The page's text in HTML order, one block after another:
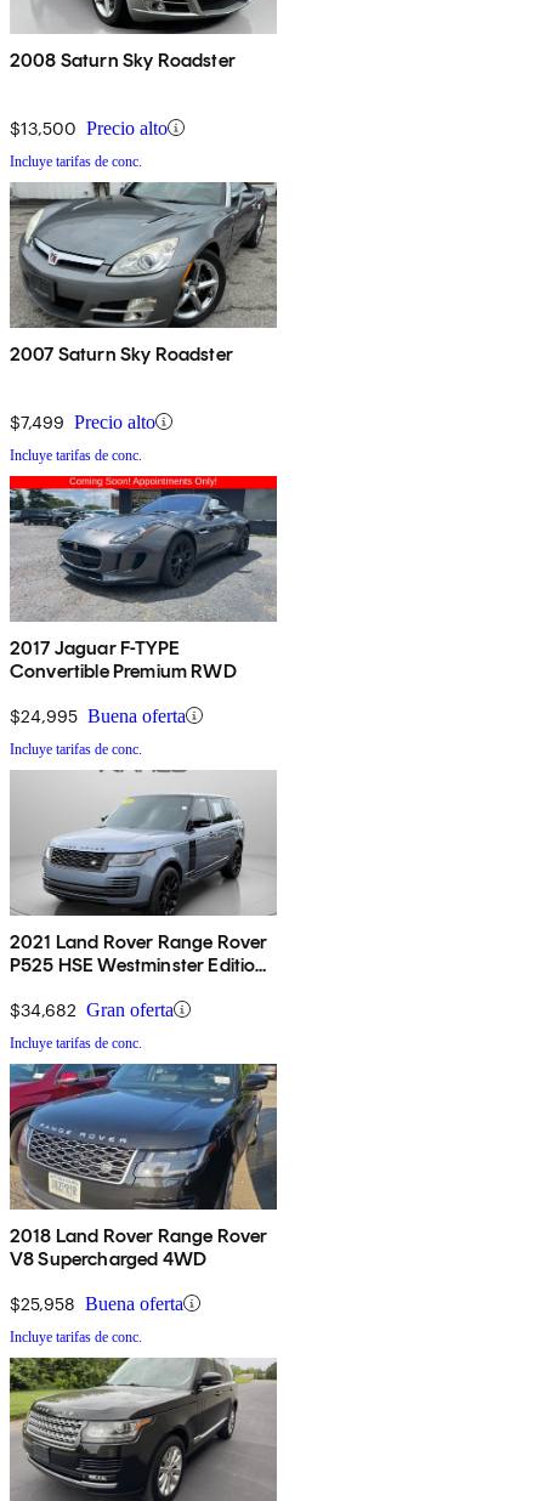
2008 Saturn Sky Roadster
$13,500 Precio alto
Incluye tarifas de conc.
2007 Saturn Sky Roadster
$7,499 Precio alto
Incluye tarifas de conc.
2017 Jaguar F-TYPE
Convertible Premium RWD
$24,995 Buena oferta
Incluye tarifas de conc.
2021 Land Rover Range Rover
P525 HSE Westminster Edition
$34,682 Gran oferta
Incluye tarifas de conc.
2018 Land Rover Range Rover
V8 Supercharged 4WD
$25,958 Buena oferta
Incluye tarifas de conc.